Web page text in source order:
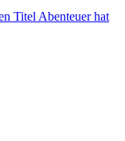
Titel Abenteuer hat